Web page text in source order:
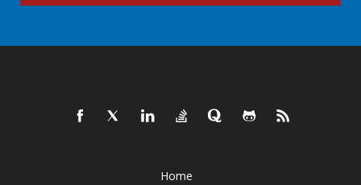
Home